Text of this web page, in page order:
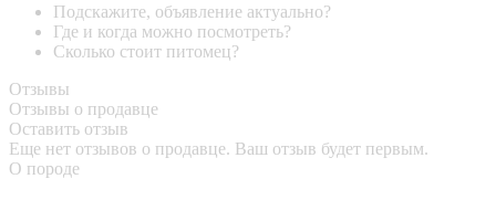
Подскажите, объявление актуально?
Где и когда можно посмотреть?
Сколько стоит питомец?
Отзывы
Отзывы о продавце
Оставить отзыв
Еще нет отзывов о продавце. Ваш отзыв будет первым.
О породе